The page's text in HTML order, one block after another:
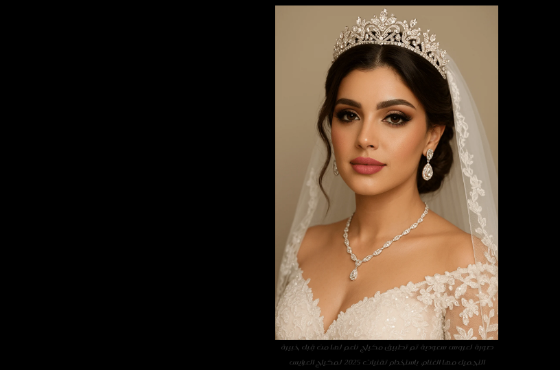
صورة لعروس سعودية تم تطبيق مكياج ناعم لها من قِبل خبيرة
التجميل مها الغنام، باستخدام تقنيات 2025 لمكياج العرايس